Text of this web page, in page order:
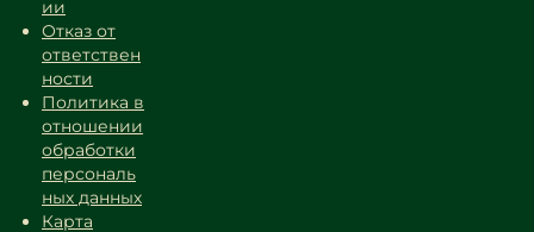
ии
Отказ от
ответствен
ности
Политика в
отношении
обработки
персональ
ных данных
Карта